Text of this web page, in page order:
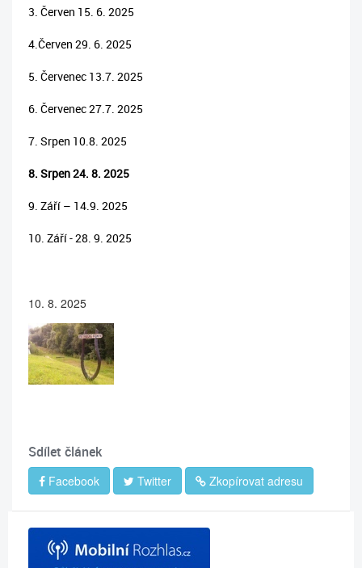
3. Červen 15. 6. 2025
4.Červen 29. 6. 2025
5. Červenec 13.7. 2025
6. Červenec 27.7. 2025
7. Srpen 10.8. 2025
8. Srpen 24. 8. 2025
9. Září – 14.9. 2025
10. Září - 28. 9. 2025
10. 8. 2025
Sdílet článek
Facebook Twitter Zkopírovat adresu